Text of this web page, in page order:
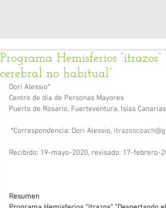
Programa Hemisferios
cerebral no habitual”
Dori Alessio*
Centro de día de Personas Mayores
Puerto de Rosario, Fuerteventura, Islas
*Correspondencia: Dori Alessio,
Recibido: 19-mayo-2020, revisado: 17-febrero-
Resumen